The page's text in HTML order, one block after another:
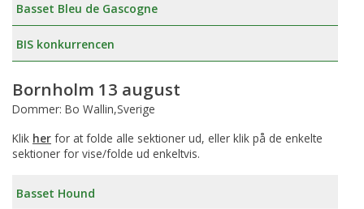
Basset Bleu de Gascogne
BIS konkurrencen
Bornholm 13 august
Dommer: Bo Wallin,Sverige
Klik her for at folde alle sektioner ud, eller klik på de enkelte
sektioner for vise/folde ud enkeltvis.
Basset Hound